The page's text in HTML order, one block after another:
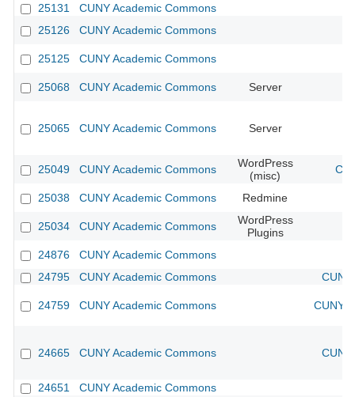
25131
CUNY Academic Commons
25126
CUNY Academic Commons
25125 CUNY Academic Commons
25068 CUNY Academic Commons Server
25065 CUNY Academic Commons Server
25049 CUNY Academic Commons
WordPress
(misc)
25038 CUNY Academic Commons Redmine
25034 CUNY Academic Commons
WordPress
Plugins
24876
CUNY Academic Commons
24795
CUNY Academic Commons
24759 CUNY Academic Commons CUNY
24665 CUNY Academic Commons
24651 CUNY Academic Commons